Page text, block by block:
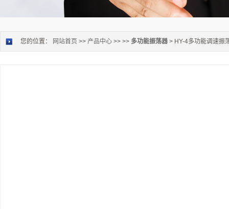
您的位置： 网站首页 >> 产品中心 >> >> 多功能振荡器 > HY-4多功能调速振